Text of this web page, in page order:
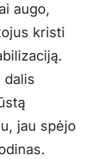
augo,
kristi
dalis
jau spėjo